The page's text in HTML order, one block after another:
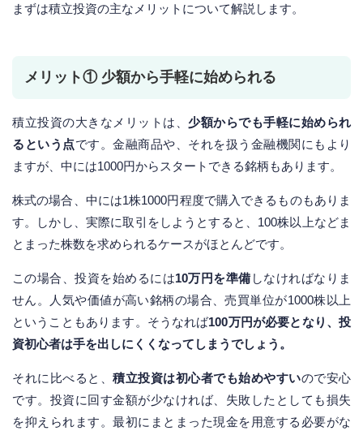
まずは積立投資の主なメリットについて解説します。
メリット① 少額から手軽に始められる
積立投資の大きなメリットは、 少額からでも手軽に始められ
るという点です。金融商品や、それを扱う金融機関にもより
ますが、中には1000円からスタートできる銘柄もあります。
株式の場合、中には1株1000円程度で購入できるものもありま
す。しかし、実際に取引をしようとすると、100株以上などま
とまった株数を求められるケースがほとんどです。
この場合、投資を始めるには10万円を準備 しなければなりま
せん。人気や価値が高い銘柄の場合、売買単位が1000株以上
ということもあります。そうなれば100万円が必要となり、投
資初心者は手を出しにくくなってしまうでしょう。
それに比べると、 積立投資は初心者でも始めやすいので安心
です。投資に回す金額が少なければ、失敗したとしても損失
を抑えられます。最初にまとまった現金を用意する必要がな